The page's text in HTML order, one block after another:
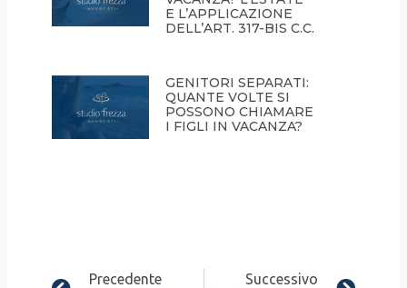
E L’APPLICAZIONE
DELL’ART. 317-BIS C.C.
GENITORI SEPARATI:
QUANTE VOLTE SI
POSSONO CHIAMARE
I FIGLI IN VACANZA?
Precedente Successivo